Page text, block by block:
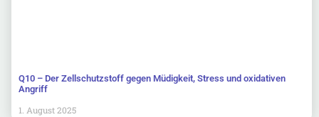
Q10 – Der Zellschutzstoff gegen Müdigkeit, Stress und oxidativen
Angriff
1. August 2025